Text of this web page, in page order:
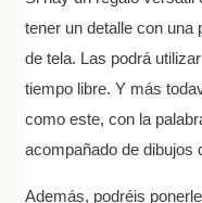
tener un detalle con una
de tela. Las podrá
tiempo libre. Y más
como este, con la
acompañado de dibujos
Además, podréis